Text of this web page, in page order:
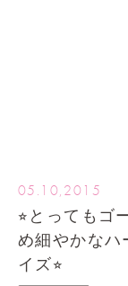
05.10,2015
⭐︎とってもゴ
め細やかなハ
イズ⭐︎